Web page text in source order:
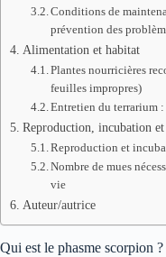
Conditions de
prévention des
Alimentation et habitat
Plantes nourricières
feuilles impropres)
Entretien du terrarium
Reproduction, incubation
Reproduction et
Nombre de mues
vie
Auteur/autrice
Qui est le phasme scorpion